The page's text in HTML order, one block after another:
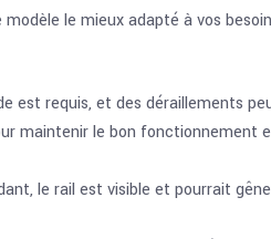
le mieux adapté à vos
est requis, et des déraillements
maintenir le bon fonctionnement
le rail est visible et pourrait